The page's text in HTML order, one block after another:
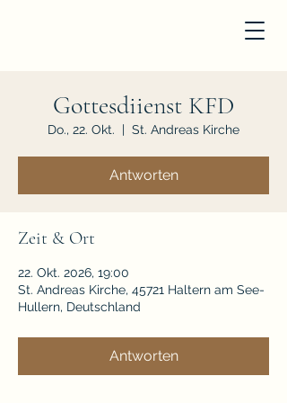
Gottesdiienst KFD
Do., 22. Okt.
  |
St. Andreas Kirche
Antworten
Zeit & Ort
22. Okt. 2026, 19:00
St. Andreas Kirche, 45721 Haltern am See-
Hullern, Deutschland
Antworten